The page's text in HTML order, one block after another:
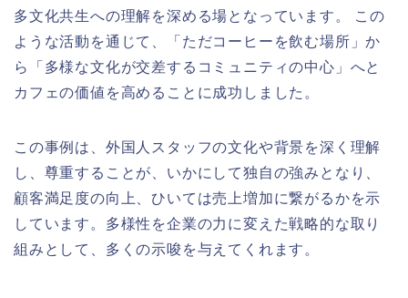
多文化共生への理解を深める場となっています。 この
ような活動を通じて、「ただコーヒーを飲む場所」か
ら「多様な文化が交差するコミュニティの中心」へと
カフェの価値を高めることに成功しました。
この事例は、外国人スタッフの文化や背景を深く理解
し、尊重することが、いかにして独自の強みとなり、
顧客満足度の向上、ひいては売上増加に繋がるかを示
しています。多様性を企業の力に変えた戦略的な取り
組みとして、多くの示唆を与えてくれます。